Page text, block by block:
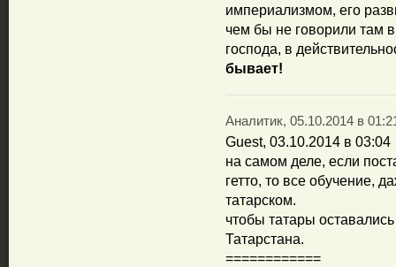
империализмом, его
чем бы не говорили там
господа, в
бывает!
Аналитик, 05.10.2014 в
Guest, 03.10.2014 в 03:04
на самом деле, если
гетто, то все обучение,
татарском.
чтобы татары
Татарстана.
============